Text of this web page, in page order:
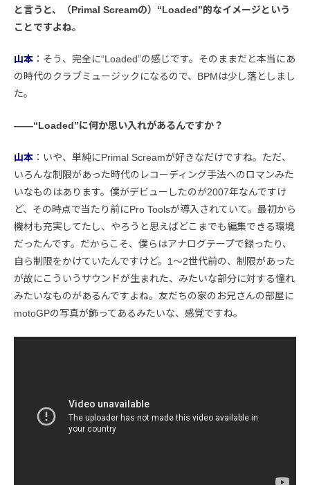
と言うと、（Primal Screamの）“Loaded”的なイメージという
ことですよね。
山本 ：そう、完全に“Loaded”の感じです。そのままだと本当にあ
の時代のクラブミュージックになるので、BPMは少し落としまし
た。
――“Loaded”に何か思い入れがあるんですか？
山本 ：いや、単純にPrimal Screamが好きなだけですね。ただ、
いろんな制限があった時代のレコーディング手法へのロマンみた
いなものはあります。僕がデビューしたのが2007年なんですけ
ど、その時点で当たり前にPro Toolsが導入されていて。最初から
機材も充実してたし、やろうと思えばどこまでも編集できる環境
だったんです。だからこそ、僕らはアナログテープで録ったり、
自ら制限をかけていたんですけど。1〜2世代前の、制限があった
が故にこういうサウンドが生まれた、みたいな部分に対する憧れ
みたいなものがあるんですよね。友だちの家のお兄さんの部屋に
motoGPの写真が飾ってあるみたいな、感覚ですね。